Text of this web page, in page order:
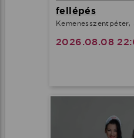
fellépés
2026.08.08